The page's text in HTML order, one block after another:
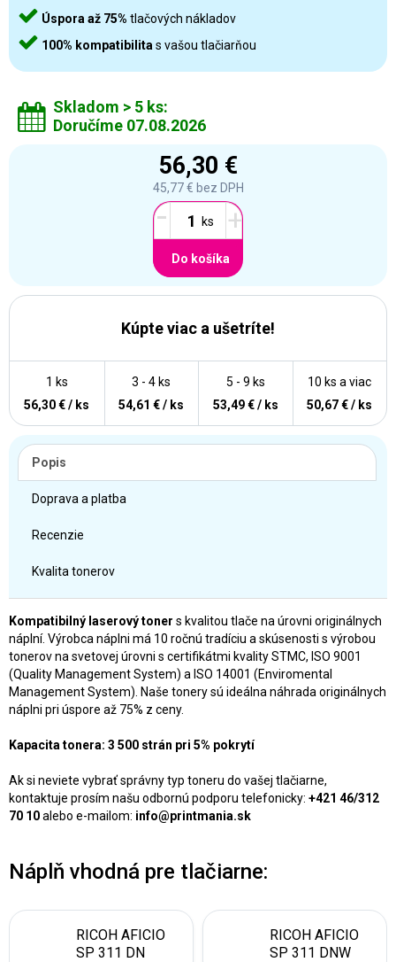
Úspora až 75% tlačových nákladov
100% kompatibilita s vašou tlačiarňou
Skladom > 5 ks:
Doručíme 07.08.2026
56,30 €
45,77 € bez DPH
- +
Do košíka
Kúpte viac a ušetríte!
10 ks a viac
50,67 € / ks
5 - 9 ks
53,49 € / ks
3 - 4 ks
54,61 € / ks
1 ks
56,30 € / ks
Popis
Doprava a platba
Recenzie
Kvalita tonerov
Kompatibilný laserový toner s kvalitou tlače na úrovni originálnych
náplní. Výrobca náplni má 10 ročnú tradíciu a skúsenosti s výrobou
tonerov na svetovej úrovni s certifikátmi kvality STMC, ISO 9001
(Quality Management System) a ISO 14001 (Enviromental
Management System). Naše tonery sú ideálna náhrada originálnych
náplni pri úspore až 75% z ceny.
Kapacita tonera: 3 500 strán pri 5% pokrytí
Ak si neviete vybrať správny typ toneru do vašej tlačiarne,
kontaktuje prosím našu odbornú podporu telefonicky: +421 46/312
70 10alebo e-mailom: info@printmania.sk
Náplň vhodná pre tlačiarne:
RICOH AFICIO
SP 311 DN
RICOH AFICIO
SP 311 DNW